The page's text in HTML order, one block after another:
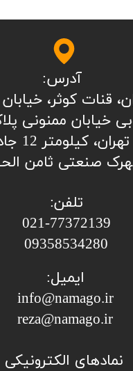
تلفن:
​​​​​​​021-77372139
​​​​​​​09358534280
آدرس:
قنات کوثر،
خیابان ممنونی پلاک
صنعتی ثامن
ایمیل:
info@namago.ir
​​​​​​​reza@namago.ir
​نمادهای الکترونیکی